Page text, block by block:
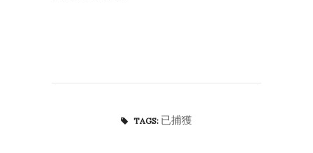
TAGS: 已捕獲